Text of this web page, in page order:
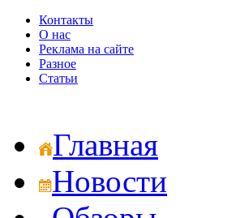
Контакты
О нас
Реклама на сайте
Разное
Статьи
Главная
Новости